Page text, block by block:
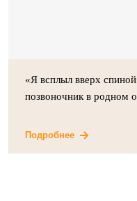
«Я всплыл вверх
позвоночник в родном
Подробнее